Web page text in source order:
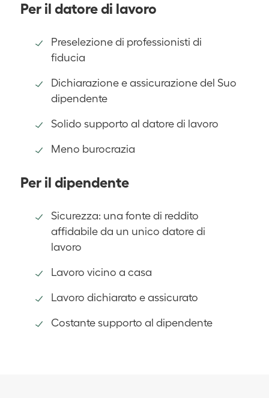
Per il datore di lavoro
Preselezione di professionisti di
fiducia
Dichiarazione e assicurazione del Suo
dipendente
Solido supporto al datore di lavoro
Meno burocrazia
Per il dipendente
Sicurezza: una fonte di reddito
affidabile da un unico datore di
lavoro
Lavoro vicino a casa
Lavoro dichiarato e assicurato
Costante supporto al dipendente